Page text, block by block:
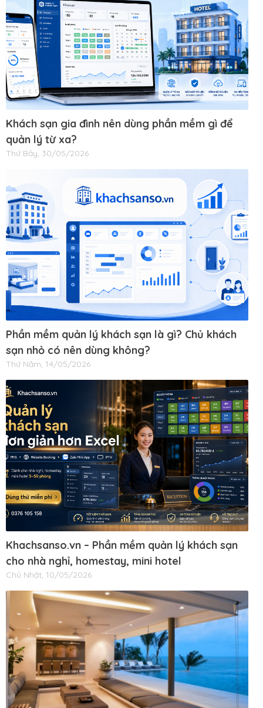
Khách sạn gia đình nên dùng phần mềm gì để
quản lý từ xa?
Thứ Bảy, 30/05/2026
Phần mềm quản lý khách sạn là gì? Chủ khách
sạn nhỏ có nên dùng không?
Thứ Năm, 14/05/2026
Khachsanso.vn – Phần mềm quản lý khách sạn
cho nhà nghỉ, homestay, mini hotel
Chủ Nhật, 10/05/2026